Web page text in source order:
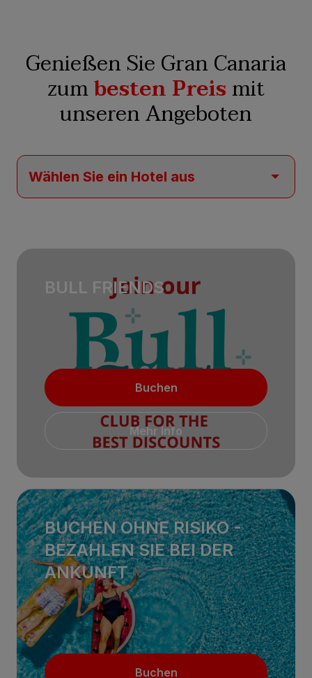
Genießen Sie Gran Canaria
zumbesten Preismit
unseren Angeboten
BULL FRIENDS
Buchen
Mehr Info
BUCHEN OHNE RISIKO -
BEZAHLEN SIE BEI ​​DER
ANKUNFT
Buchen